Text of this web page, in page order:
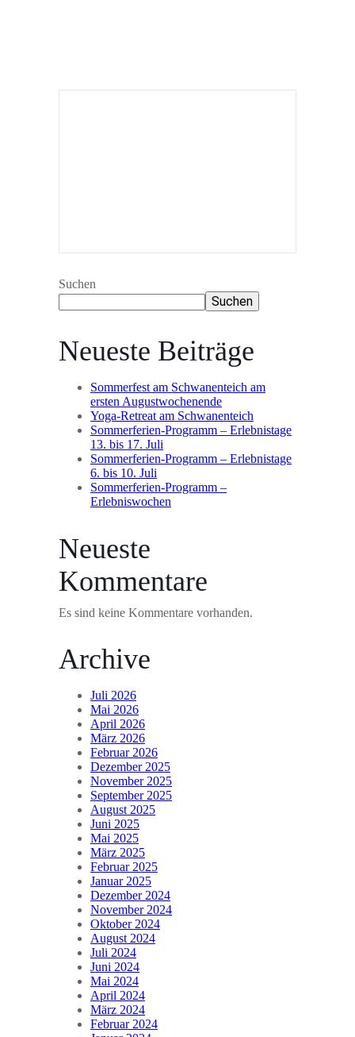
Suchen
Suchen
Neueste Beiträge
Sommerfest am Schwanenteich am
ersten Augustwochenende
Yoga-Retreat am Schwanenteich
Sommerferien-Programm – Erlebnistage
13. bis 17. Juli
Sommerferien-Programm – Erlebnistage
6. bis 10. Juli
Sommerferien-Programm –
Erlebniswochen
Neueste
Kommentare
Es sind keine Kommentare vorhanden.
Archive
Juli 2026
Mai 2026
April 2026
März 2026
Februar 2026
Dezember 2025
November 2025
September 2025
August 2025
Juni 2025
Mai 2025
März 2025
Februar 2025
Januar 2025
Dezember 2024
November 2024
Oktober 2024
August 2024
Juli 2024
Juni 2024
Mai 2024
April 2024
März 2024
Februar 2024